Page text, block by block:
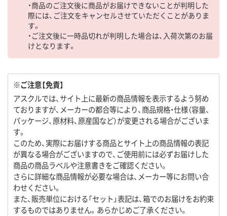
・商品のご注文後に商品がお届けできないことが判明した
際には、ご注文をキャンセルさせていただくことがありま
す。
・ご注文後に一時品切れが判明した場合は、入荷次第のお届
けとなります。
※ご注意【免責】
アスクルでは、サイト上に最新の商品情報を表示するよう努め
ておりますが、メーカーの都合等により、商品規格・仕様（容量、
パッケージ、原材料、原産国など）が変更される場合がございま
す。
このため、実際にお届けする商品とサイト上の商品情報の表記
が異なる場合がございますので、ご使用前には必ずお届けした
商品の商品ラベルや注意書きをご確認ください。
さらに詳細な商品情報が必要な場合は、メーカー等にお問い合
わせください。
また、販売単位における「セット」表記は、箱でのお届けをお約束
するものではありません。あらかじめご了承ください。